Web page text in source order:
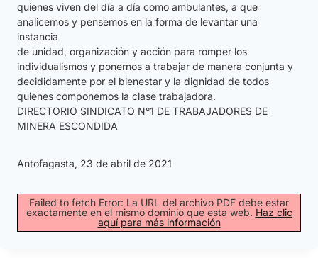
quienes viven del día a día como ambulantes, a que
analicemos y pensemos en la forma de levantar una
instancia
de unidad, organización y acción para romper los
individualismos y ponernos a trabajar de manera conjunta y
decididamente por el bienestar y la dignidad de todos
quienes componemos la clase trabajadora.
DIRECTORIO SINDICATO N°1 DE TRABAJADORES DE
MINERA ESCONDIDA
Antofagasta, 23 de abril de 2021
Failed to fetch Error: La URL del archivo PDF debe estar
exactamente en el mismo dominio que esta web. Haz clic
aquí para más información